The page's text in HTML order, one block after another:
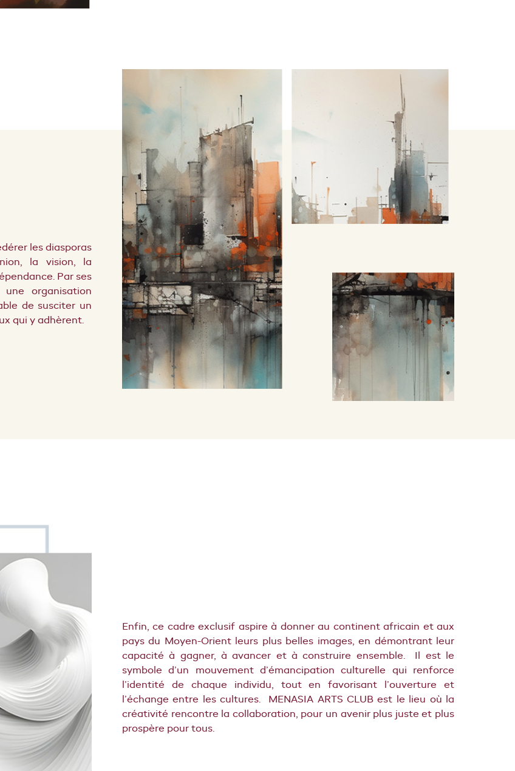
les diasporas
la vision, la
Par ses
organisation
de susciter un
qui y adhèrent.
Enfin, ce cadre exclusif aspire à donner au continent africain et aux
pays du Moyen-Orient leurs plus belles images, en démontrant leur
capacité à gagner, à avancer et à construire ensemble.
Il est le
symbole d’un mouvement d’émancipation culturelle qui renforce
l’identité de chaque individu, tout en favorisant l’ouverture et
l’échange entre les cultures.
MENASIA ARTS CLUB est le lieu où la
créativité rencontre la collaboration, pour un avenir plus juste et plus
prospère pour tous.